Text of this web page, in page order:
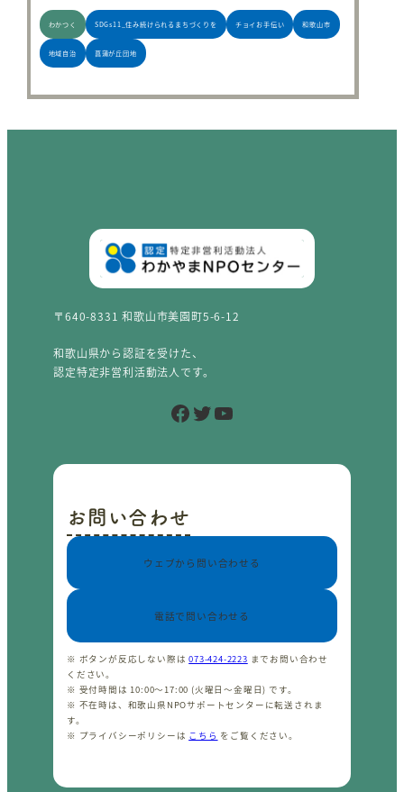
わかつく SDGs11_住み続けられるまちづくりを チョイお手伝い 和歌山市
地域自治 菖蒲が丘団地
〒640-8331 和歌山市美園町5-6-12
和歌山県から認証を受けた、
認定特定非営利活動法人です。
Facebook Twitter YouTube
お問い合わせ
ウェブから問い合わせる
電話で問い合わせる
※ ボタンが反応しない際は073-424-2223 までお問い合わせ
ください。
※ 受付時間は 10:00〜17:00 (火曜日〜金曜日) です。
※ 不在時は、和歌山県NPOサポートセンターに転送されま
す。
※ プライバシーポリシーは こちら をご覧ください。